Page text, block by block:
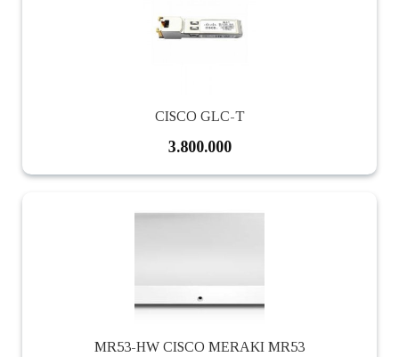
CISCO GLC-T
3.800.000
MR53-HW CISCO MERAKI MR53